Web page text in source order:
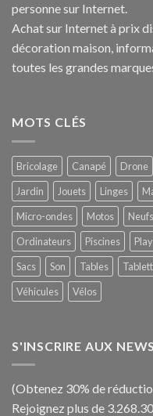
personne sur Internet.
Achat sur Internet à prix
décoration maison,
toutes les grandes
MOTS CLÉS
Bricolage Canapé Drone
Jardin
Jouets Linges
Micro-ondes
Motos
Ordinateurs
Piscines
Sacs
Son Tables
Véhicules
Vélos
S'INSCRIRE AUX
(Obtenez 30% de
Rejoignez plus de